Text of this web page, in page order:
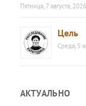
Пятница, 7 августа,
Цель
Среда, 5
АКТУАЛЬНО